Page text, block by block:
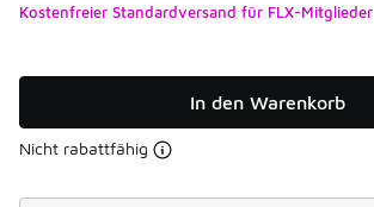
Kostenfreier Standardversand für FLX-Mitglieder
In den Warenkorb
Nicht rabattfähig